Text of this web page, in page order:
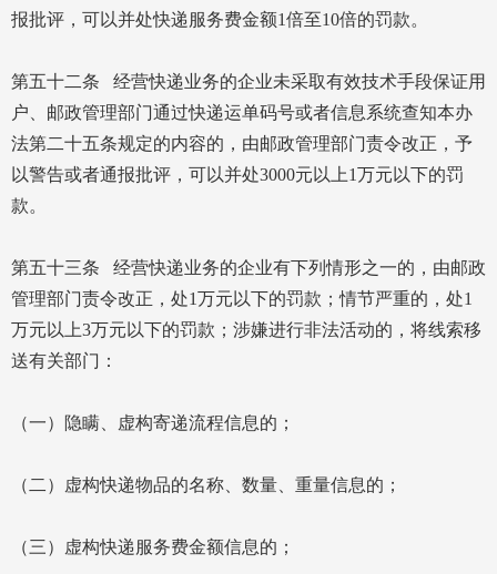
报批评，可以并处快递服务费金额1倍至10倍的罚款。
第五十二条 经营快递业务的企业未采取有效技术手段保证用
户、邮政管理部门通过快递运单码号或者信息系统查知本办
法第二十五条规定的内容的，由邮政管理部门责令改正，予
以警告或者通报批评，可以并处3000元以上1万元以下的罚
款。
第五十三条 经营快递业务的企业有下列情形之一的，由邮政
管理部门责令改正，处1万元以下的罚款；情节严重的，处1
万元以上3万元以下的罚款；涉嫌进行非法活动的，将线索移
送有关部门：
（一）隐瞒、虚构寄递流程信息的；
（二）虚构快递物品的名称、数量、重量信息的；
（三）虚构快递服务费金额信息的；